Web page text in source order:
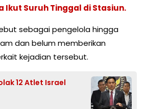
Ikut Suruh Tinggal di Stasiun.
sebagai pengelola hingga
dan belum memberikan
kejadian tersebut.
12 Atlet Israel